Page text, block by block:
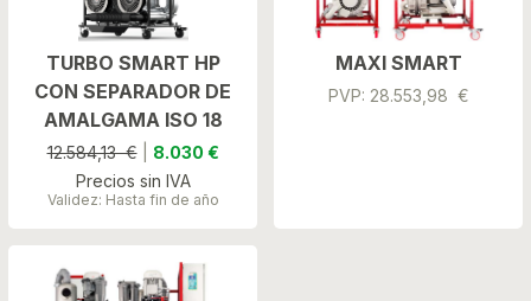
TURBO SMART HP
CON SEPARADOR DE
AMALGAMA ISO 18
12.584,13 €| 8.030 €
Precios sin IVA
Validez: Hasta fin de año
MAXI SMART
PVP: 28.553,98 €